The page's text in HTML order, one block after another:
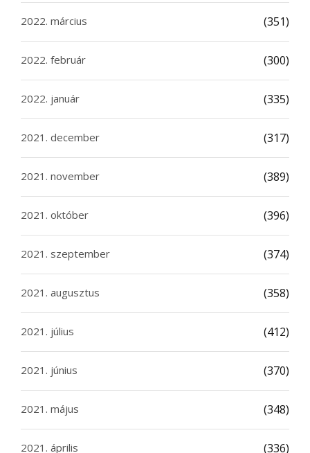
2022. március (351)
2022. február (300)
2022. január (335)
2021. december (317)
2021. november (389)
2021. október (396)
2021. szeptember (374)
2021. augusztus (358)
2021. július (412)
2021. június (370)
2021. május (348)
2021. április (336)